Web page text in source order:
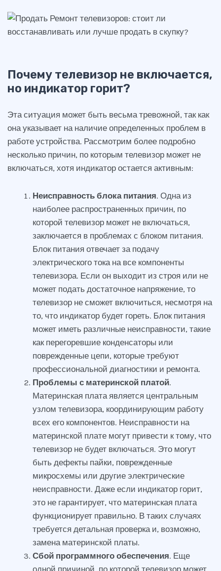
Почему телевизор не включается,
но индикатор горит?
Эта ситуация может быть весьма тревожной, так как
она указывает на наличие определенных проблем в
работе устройства. Рассмотрим более подробно
несколько причин, по которым телевизор может не
включаться, хотя индикатор остается активным:
Неисправность блока питания. Одна из
наиболее распространенных причин, по
которой телевизор может не включаться,
заключается в проблемах с блоком питания.
Блок питания отвечает за подачу
электрического тока на все компоненты
телевизора. Если он выходит из строя или не
может подать достаточное напряжение, то
телевизор не сможет включиться, несмотря на
то, что индикатор будет гореть. Блок питания
может иметь различные неисправности, такие
как перегоревшие конденсаторы или
поврежденные цепи, которые требуют
профессиональной диагностики и ремонта.
Проблемы с материнской платой.
Материнская плата является центральным
узлом телевизора, координирующим работу
всех его компонентов. Неисправности на
материнской плате могут привести к тому, что
телевизор не будет включаться. Это могут
быть дефекты пайки, поврежденные
микросхемы или другие электрические
неисправности. Даже если индикатор горит,
это не гарантирует, что материнская плата
функционирует правильно. В таких случаях
требуется детальная проверка и, возможно,
замена материнской платы.
Сбой программного обеспечения. Еще